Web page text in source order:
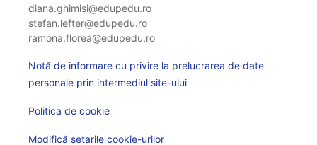
diana.ghimisi@edupedu.ro
stefan.lefter@edupedu.ro
ramona.florea@edupedu.ro
Notă de informare cu privire la prelucrarea de date
personale prin intermediul site-ului
Politica de cookie
Modifică setarile cookie-urilor